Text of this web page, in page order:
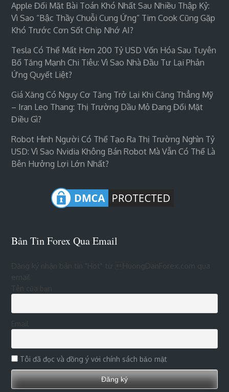
Apple Đối Mặt Bài Toán Khó Nhất Sau Nhiều Thập Kỷ:
Vì Sao “bậc Thầy Chuỗi Cung Ứng” Tim Cook Cũng Gặp
Khó Trước Cơn Sốt Chip Nhớ AI?
Tesla Có Thể Mất Hơn 200 Tỷ USD Vốn Hóa Sau Tuyên
Bố Tăng Mạnh Chi Tiêu: Vì Sao Nhà Đầu Tư Lại Phản
Ứng Quyết Liệt?
Giá Xăng Có Nguy Cơ Tăng Trở Lại Khi Căng Thẳng Mỹ
– Iran Leo Thang: Thị Trường Dầu Mỏ Đang Đối Mặt
Điều Gì?
Robot Hình Người Có Thể Tạo Ra Thị Trường Nghìn Tỷ
USD: Vì Sao Nvidia Không Bán Robot Mà Vẫn Có Thể Là
Bên Hưởng Lợi Lớn Nhất?
Bản Tin Forex Qua Email
Đăng ký nhận bản tin "Hot" từ HuongDanForex.com qua
Tên của bạn
Tôi đã đọc và đồng ý với chính sách bảo mật